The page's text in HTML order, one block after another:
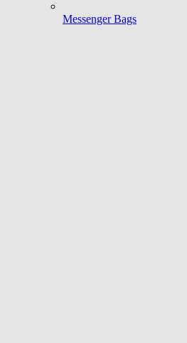
Messenger Bags